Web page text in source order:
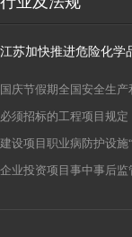
江苏加快推进危险化学
国庆节假期全国安全生
必须招标的工程项目规定
建设项目职业病防护设
企业投资项目事中事后监